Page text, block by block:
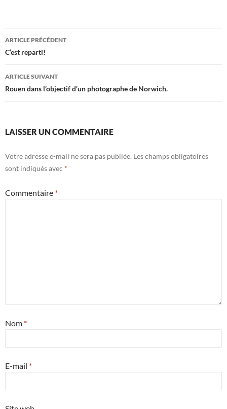
Navigation
des
articles
ARTICLE PRÉCÉDENT
C’est reparti!
ARTICLE SUIVANT
Rouen dans l’objectif d’un photographe de Norwich.
LAISSER UN COMMENTAIRE
Votre adresse e-mail ne sera pas publiée. Les champs obligatoires
sont indiqués avec *
Commentaire *
Nom *
E-mail *